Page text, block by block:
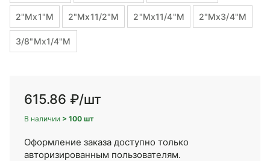
2"Mx1"М 2"Mx11/2"M 2"Mx11/4"M 2"Mx3/4"М
3/8"Mx1/4"М
615.86 ₽/шт
В наличии > 100 шт
Оформление заказа доступно только
авторизированным пользователям.